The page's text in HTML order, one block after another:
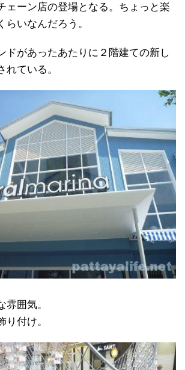
ェーン店の登場となる。ちょっと楽
らいなんだろう。
ドがあったあたりに２階建ての新し
れている。
雰囲気。
り付け。